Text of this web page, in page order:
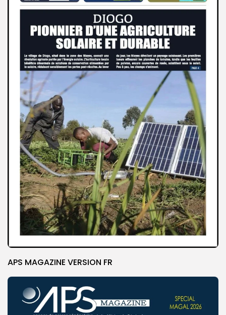
APS MAGAZINE VERSION FR